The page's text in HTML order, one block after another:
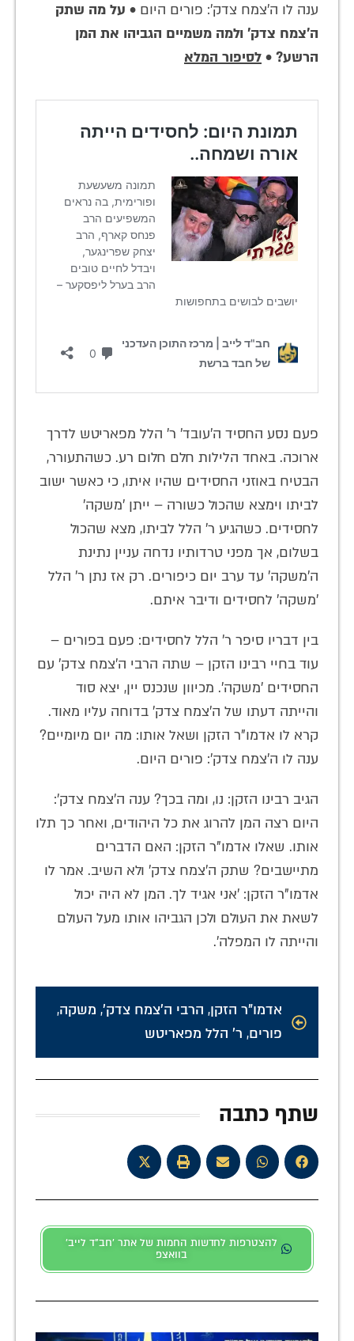
ענה לו ה'צמח צדק': פורים היום • על מה שתק
ה'צמח צדק' ולמה משמיים הגביהו את המן
הרשע? • לסיפור המלא
פעם נסע החסיד ה'עובד' ר' הלל מפאריטש לדרך
ארוכה. באחד הלילות חלם חלום רע. כשהתעורר,
הבטיח באוזני החסידים שהיו איתו, כי כאשר ישוב
לביתו וימצא שהכול כשורה – ייתן 'משקה'
לחסידים. כשהגיע ר' הלל לביתו, מצא שהכול
בשלום, אך מפני טרדותיו נדחה עניין נתינת
ה'משקה' עד ערב יום כיפורים. רק אז נתן ר' הלל
'משקה' לחסידים ודיבר איתם.
בין דבריו סיפר ר' הלל לחסידים: פעם בפורים –
עוד בחיי רבינו הזקן – שתה הרבי ה'צמח צדק' עם
החסידים 'משקה'. מכיוון שנכנס יין, יצא סוד
והייתה דעתו של ה'צמח צדק' בדוחה עליו מאוד.
קרא לו אדמו"ר הזקן ושאל אותו: מה יום מיומיים?
ענה לו ה'צמח צדק': פורים היום.
הגיב רבינו הזקן: נו, ומה בכך? ענה ה'צמח צדק':
היום רצה המן להרוג את כל היהודים, ואחר כך תלו
אותו. שאלו אדמו"ר הזקן: האם הדברים
מתיישבים? שתק ה'צמח צדק' ולא השיב. אמר לו
אדמו"ר הזקן: 'אני אגיד לך. המן לא היה יכול
לשאת את העולם ולכן הגביהו אותו מעל העולם
והייתה לו המפלה'.
אדמו"ר הזקן, הרבי ה'צמח צדק', משקה,
פורים, ר' הלל מפאריטש
שתף כתבה
להצטרפות לחדשות החמות של אתר 'חב"ד לייב'
בוואצפ